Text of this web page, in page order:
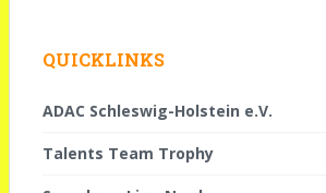
QUICKLINKS
ADAC Schleswig-Holstein e.V.
Talents Team Trophy